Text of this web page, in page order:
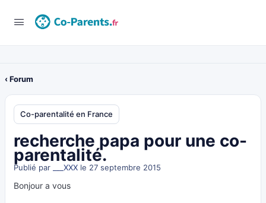
‹ Forum
Co-parentalité en France
recherche papa pour une co-
parentalité.
Publié par ___XXX le 27 septembre 2015
Bonjour a vous